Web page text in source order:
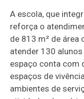
A escola, que
reforça o
de 813 m² de área
atender 130
espaço conta com
espaços de
ambientes de